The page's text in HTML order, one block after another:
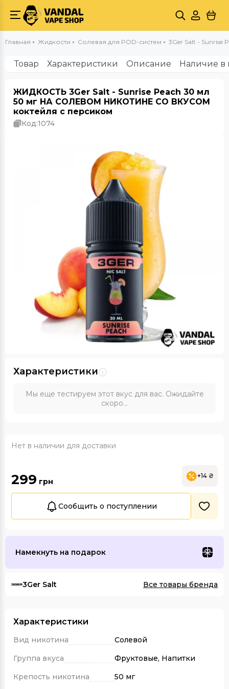
Главная Жидкости Солевая для POD-систем 3Ger Salt - Sunrise
Товар Характеристики Описание Наличие в
ЖИДКОСТЬ 3Ger Salt - Sunrise Peach 30 мл
50 мг НА СОЛЕВОМ НИКОТИНЕ СО ВКУСОМ
коктейля с персиком
Код:1074
Характеристики
Мы еще тестируем этот вкус для вас. Ожидайте
скоро...
Нет в наличии для доставки
299 грн
+14 ₴
Сообщить о поступлении
Намекнуть на подарок
3Ger Salt Все товары бренда
Характеристики
Вид никотина
Солевой
Группа вкуса
Фруктовые, Напитки
Крепость никотина
50 мг